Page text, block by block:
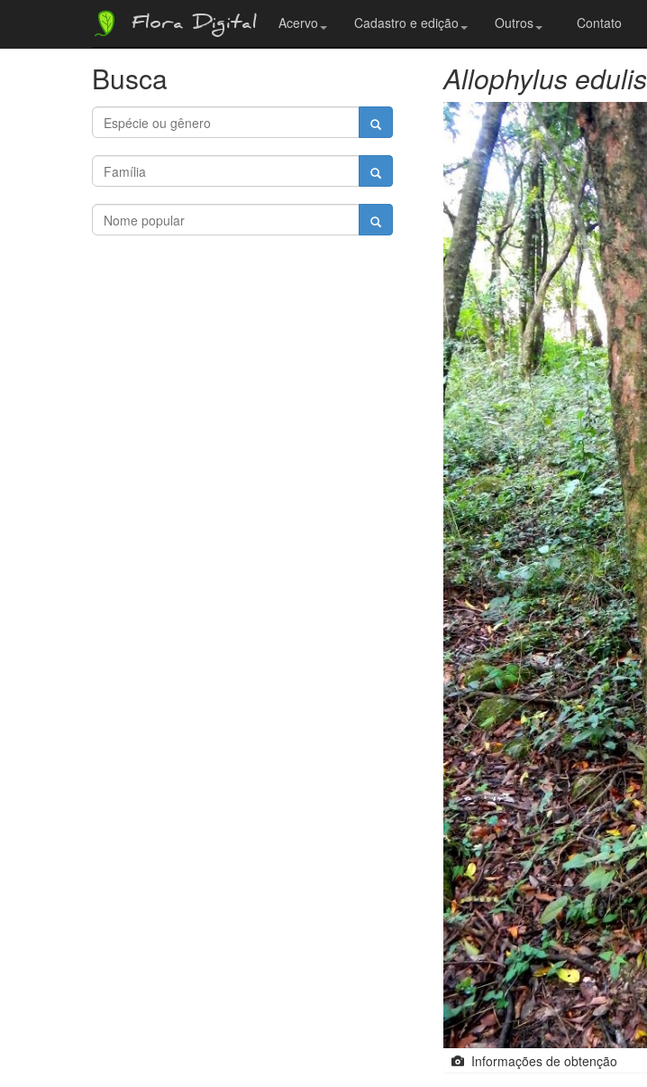
Flora Digital Acervo Cadastro e edição Outros Contato
Busca Allophylus edulis
Informações de obtenção